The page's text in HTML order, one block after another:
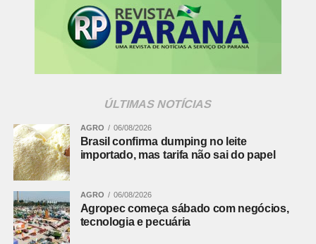
Atualmente, o bairro reúne aproximadamente 20 mil
empresas, responsáveis por mais de 80 mil empregos
bilhão da Volvo em pesquisa e desenvolvimento até
2025; os R$ 200 milhões da Fiocruz na construção de
uma fábrica de vacinas; e outros R$ 200 milhões da
máquinas agrícolas na região.
Leia mais:
ÚLTIMAS NOTÍCIAS
AGRO 06/08/2026
Brasil confirma dumping no leite
importado, mas tarifa não sai do papel
AGRO 06/08/2026
Agropec começa sábado com negócios,
tecnologia e pecuária